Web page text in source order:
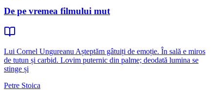
De pe vremea filmului mut
Lui Cornel Ungureanu Așteptăm gâtuiți de emoție. În sală e miros
de tutun și carbid. Lovim puternic din palme; deodată lumina se
stinge și
Petre Stoica